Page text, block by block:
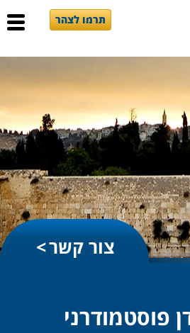
תרמו לצהר
צור קשר
פוסטמודרני